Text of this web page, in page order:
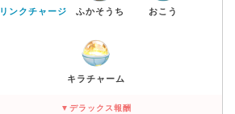
リンクチャージ ふかそうち おこう
キラチャーム
▼デラックス報酬